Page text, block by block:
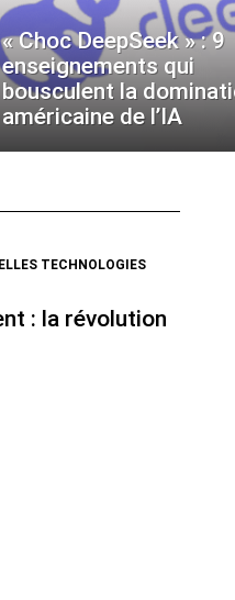
« Choc DeepSeek » : 9
enseignements qui
bousculent la
américaine de l’IA
TECHNOLOGIES
: la révolution